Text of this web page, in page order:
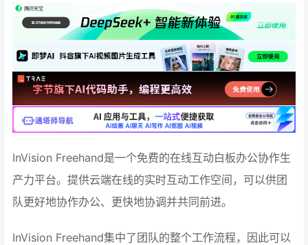
InVision Freehand是一个免费的在线互动白板办公协作生
产力平台。提供云端在线的实时互动工作空间，可以供团
队更好地协作办公、更快地协调并共同前进。
InVision Freehand集中了团队的整个工作流程，因此可以